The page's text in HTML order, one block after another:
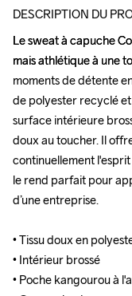
DESCRIPTION DU
Le sweat à capuche
mais athlétique à une
moments de détente
de polyester recyclé
surface intérieure
doux au toucher. Il
continuellement
le rend parfait pour
d’une entreprise.
• Tissu doux en
• Intérieur brossé
• Poche kangourou à
Le sweat à capuche
mais athlétique à une
moments de détente
de polyester recyclé
surface intérieure
doux au toucher. Il
continuellement
le rend parfait pour
d’une entreprise.
• Tissu doux en
• Intérieur brossé
• Poche kangourou à